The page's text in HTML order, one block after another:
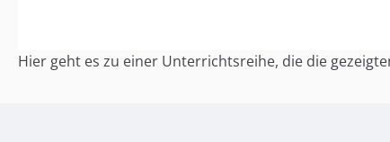
Hier geht es zu einer Unterrichtsreihe, die die